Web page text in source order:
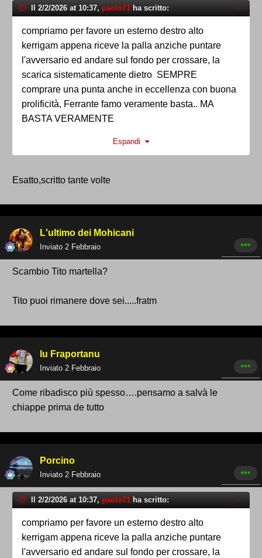
Il 2/2/2026 at 10:37, paolo71 ha scritto:
compriamo per favore un esterno destro alto
kerrigam appena riceve la palla anziche puntare
l'avversario ed andare sul fondo per crossare, la
scarica sistematicamente dietro SEMPRE
comprare una punta anche in eccellenza con buona
prolificità, Ferrante famo veramente basta.. MA
BASTA VERAMENTE
Espandi
Esatto,scritto tante volte
L'ultimo dei Mohicani
Inviato 2 Febbraio
Scambio Tito martella?
Tito puoi rimanere dove sei.....fratm
lu Fraportanu
Inviato 2 Febbraio
Come ribadisco più spesso….pensamo a salvà le
chiappe prima de tutto
Porcino
Inviato 2 Febbraio
Il 2/2/2026 at 10:37, paolo71 ha scritto:
compriamo per favore un esterno destro alto
kerrigam appena riceve la palla anziche puntare
l'avversario ed andare sul fondo per crossare, la